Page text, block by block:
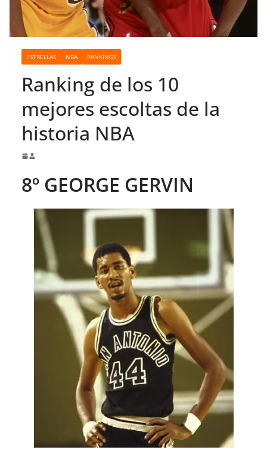
ESTRELLAS NBA RANKINGS
Ranking de los 10
mejores escoltas de la
historia NBA
8º GEORGE GERVIN